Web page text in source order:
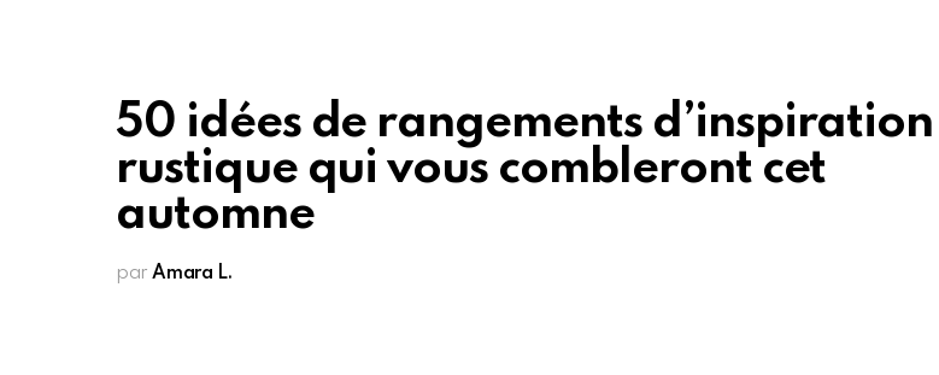
50 idées de rangements d’inspiration
rustique qui vous combleront cet
automne
par Amara L.